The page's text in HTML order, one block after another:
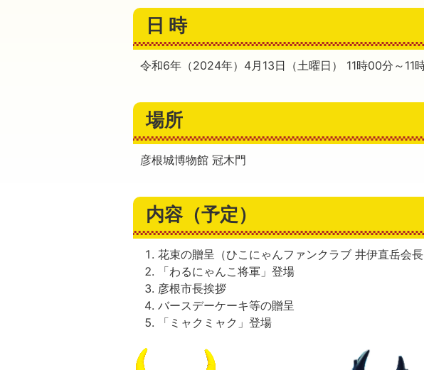
日 時
令和6年（2024年）4月13日（土曜日） 11時00分～11
場所
彦根城博物館 冠木門
内容（予定）
花束の贈呈（ひこにゃんファンクラブ 井伊直岳会長
「わるにゃんこ将軍」登場
彦根市長挨拶
バースデーケーキ等の贈呈
「ミャクミャク」登場